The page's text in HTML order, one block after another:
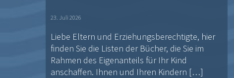
23. Juli 2026
Liebe Eltern und Erziehungsberechtigte, hier
finden Sie die Listen der Bücher, die Sie im
Rahmen des Eigenanteils für Ihr Kind
anschaffen. Ihnen und Ihren Kindern […]